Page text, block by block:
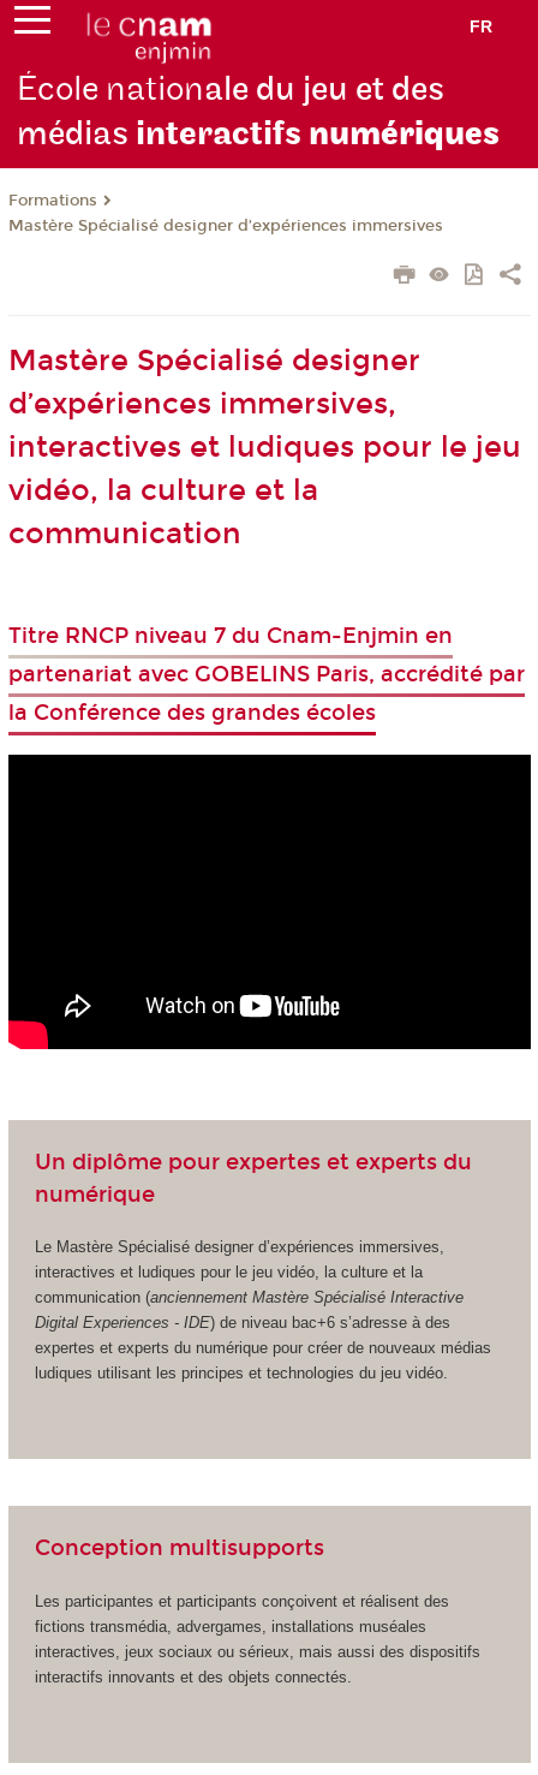
FR
École nationale du jeu et des
médias interactifs numériques
Formations
Mastère Spécialisé designer d’expériences immersives
Mastère Spécialisé designer
d’expériences immersives,
interactives et ludiques pour le jeu
vidéo, la culture et la
communication
Titre RNCP niveau 7 du Cnam-Enjmin en
partenariat avec GOBELINS Paris, accrédité par
la Conférence des grandes écoles
Un diplôme pour expertes et experts du
numérique
Le Mastère Spécialisé designer d’expériences immersives,
interactives et ludiques pour le jeu vidéo, la culture et la
communication (anciennement Mastère Spécialisé Interactive
Digital Experiences - IDE) de niveau bac+6 s’adresse à des
expertes et experts du numérique pour créer de nouveaux médias
ludiques utilisant les principes et technologies du jeu vidéo.
Conception multisupports
Les participantes et participants conçoivent et réalisent des
fictions transmédia, advergames, installations muséales
interactives, jeux sociaux ou sérieux, mais aussi des dispositifs
interactifs innovants et des objets connectés.